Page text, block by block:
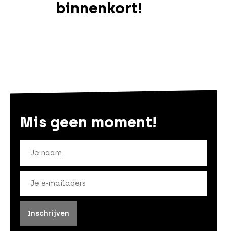
binnenkort!
Mis geen moment!